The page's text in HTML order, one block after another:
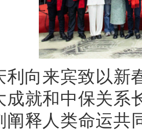
来宾致以新春
成就和中保关系
阐释人类命运共